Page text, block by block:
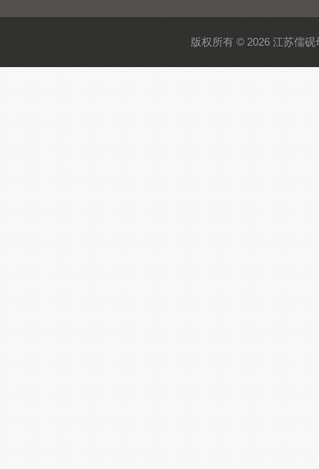
版权所有 © 2026 江苏儒